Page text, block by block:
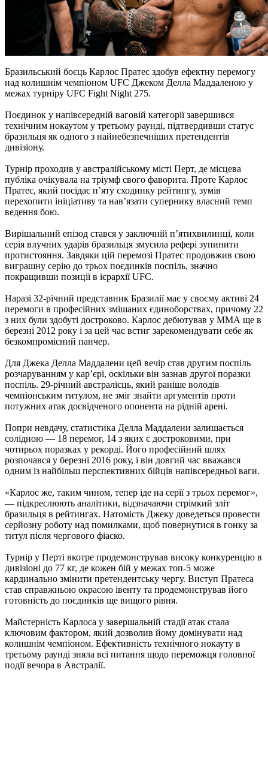
Бразильський боєць Карлос Пратес здобув ефектну перемогу
над колишнім чемпіоном UFC Джеком Делла Маддаленою у
межах турніру UFC Fight Night 275.
Поєдинок у напівсередній ваговій категорії завершився
технічним нокаутом у третьому раунді, підтвердивши статус
бразильця як одного з найнебезпечніших претендентів
дивізіону.
Турнір проходив у австралійському місті Перт, де місцева
публіка очікувала на тріумф свого фаворита. Проте Карлос
Пратес, який посідає п’яту сходинку рейтингу, зумів
перехопити ініціативу та нав’язати супернику власний темп
ведення бою.
Вирішальний епізод стався у заключній п’ятихвилинці, коли
серія влучних ударів бразильця змусила рефері зупинити
протистояння. Завдяки цій перемозі Пратес продовжив свою
виграшну серію до трьох поєдинків поспіль, значно
покращивши позиції в ієрархії UFC.
Наразі 32-річний представник Бразилії має у своєму активі 24
перемоги в професійних змішаних єдиноборствах, причому 22
з них були здобуті достроково. Карлос дебютував у ММА ще в
березні 2012 року і за цей час встиг зарекомендувати себе як
безкомпромісний панчер.
Для Джека Делла Маддалени цей вечір став другим поспіль
розчаруванням у кар’єрі, оскільки він зазнав другої поразки
поспіль. 29-річний австралієць, який раніше володів
чемпіонським титулом, не зміг знайти аргументів проти
потужних атак досвідченого опонента на рідній арені.
Попри невдачу, статистика Делла Маддалени залишається
солідною — 18 перемог, 14 з яких є достроковими, при
чотирьох поразках у рекорді. Його професійний шлях
розпочався у березні 2016 року, і він довгий час вважався
одним із найбільш перспективних бійців напівсередньої ваги.
«Карлос же, таким чином, тепер іде на серії з трьох перемог»,
— підкреслюють аналітики, відзначаючи стрімкий зліт
бразильця в рейтингах. Натомість Джеку доведеться провести
серйозну роботу над помилками, щоб повернутися в гонку за
титул після чергового фіаско.
Турнір у Перті вкотре продемонстрував високу конкуренцію в
дивізіоні до 77 кг, де кожен бій у межах топ-5 може
кардинально змінити претендентську чергу. Виступ Пратеса
став справжньою окрасою івенту та продемонстрував його
готовність до поєдинків ще вищого рівня.
Майстерність Карлоса у завершальній стадії атак стала
ключовим фактором, який дозволив йому домінувати над
колишнім чемпіоном. Ефективність технічного нокауту в
третьому раунді зняла всі питання щодо переможця головної
події вечора в Австралії.